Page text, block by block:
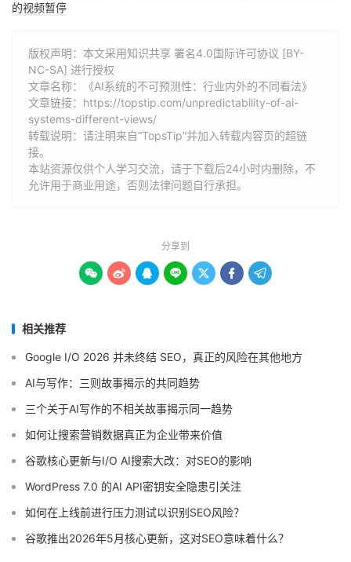
的视频暂停
版权声明：本文采用知识共享 署名4.0国际许可协议 [BY-
NC-SA] 进行授权
文章名称：《AI系统的不可预测性：行业内外的不同看法》
文章链接： https://topstip.com/unpredictability-of-ai-
systems-different-views/
转载说明：请注明来自“TopsTip”并加入转载内容页的超链
接。
本站资源仅供个人学习交流，请于下载后24小时内删除，不
允许用于商业用途，否则法律问题自行承担。
分享到
      
相关推荐
Google I/O 2026 并未终结 SEO，真正的风险在其他地方
AI与写作：三则故事揭示的共同趋势
三个关于AI写作的不相关故事揭示同一趋势
如何让搜索营销数据真正为企业带来价值
谷歌核心更新与I/O AI搜索大改：对SEO的影响
WordPress 7.0 的AI API密钥安全隐患引关注
如何在上线前进行压力测试以识别SEO风险？
谷歌推出2026年5月核心更新，这对SEO意味着什么？